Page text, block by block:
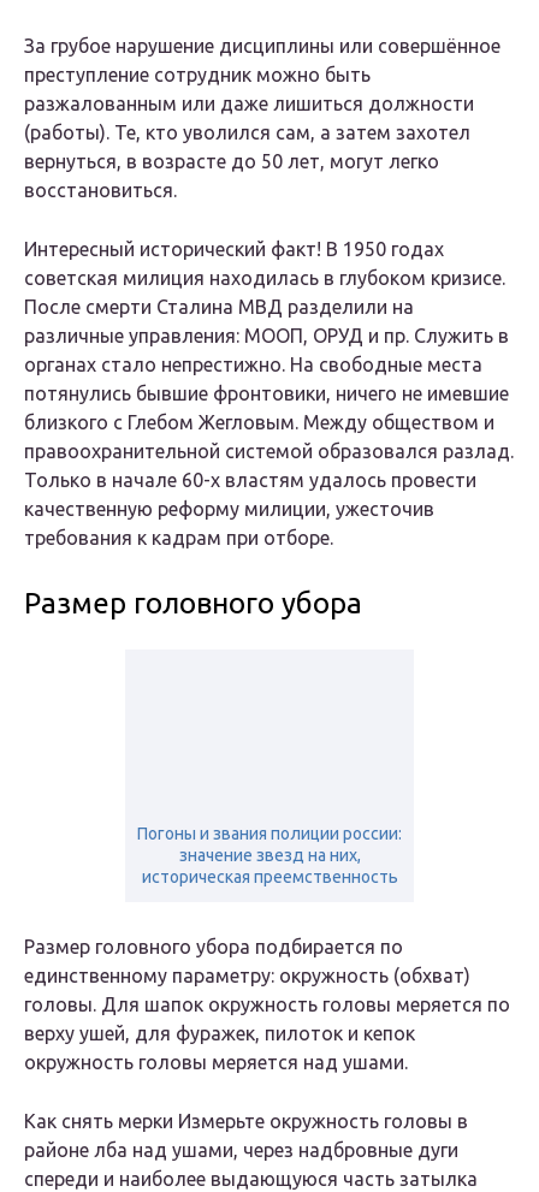
За грубое нарушение дисциплины или совершённое
преступление сотрудник можно быть
разжалованным или даже лишиться должности
(работы). Те, кто уволился сам, а затем захотел
вернуться, в возрасте до 50 лет, могут легко
восстановиться.
Интересный исторический факт! В 1950 годах
советская милиция находилась в глубоком кризисе.
После смерти Сталина МВД разделили на
различные управления: МООП, ОРУД и пр. Служить в
органах стало непрестижно. На свободные места
потянулись бывшие фронтовики, ничего не имевшие
близкого с Глебом Жегловым. Между обществом и
правоохранительной системой образовался разлад.
Только в начале 60-х властям удалось провести
качественную реформу милиции, ужесточив
требования к кадрам при отборе.
Размер головного убора
Погоны и звания полиции россии:
значение звезд на них,
историческая преемственность
Размер головного убора подбирается по
единственному параметру: окружность (обхват)
головы. Для шапок окружность головы меряется по
верху ушей, для фуражек, пилоток и кепок
окружность головы меряется над ушами.
Как снять мерки Измерьте окружность головы в
районе лба над ушами, через надбровные дуги
спереди и наиболее выдающуюся часть затылка